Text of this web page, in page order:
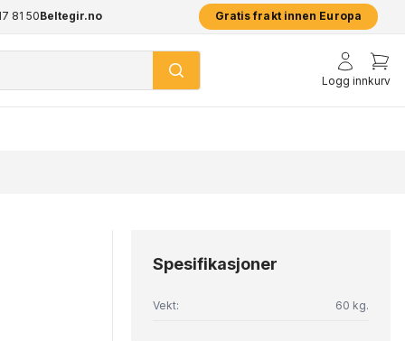
2 års garanti på alle produkter
81 50Beltegir.no Gratis frakt innen Europa
Logg innkurv
Spesifikasjoner
Vekt: 60 kg.